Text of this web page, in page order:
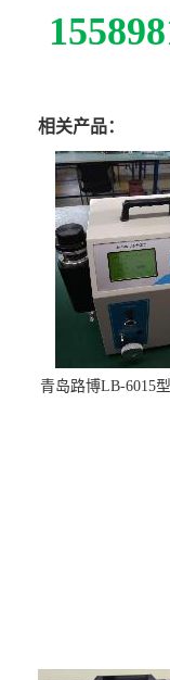
相关产品：
青岛路博LB-6015